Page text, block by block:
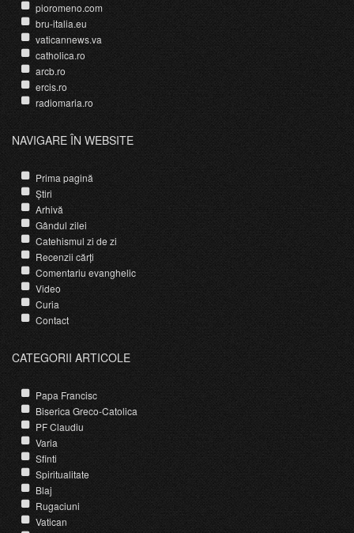
pioromeno.com
bru-italia.eu
vaticannews.va
catholica.ro
arcb.ro
ercis.ro
radiomaria.ro
NAVIGARE ÎN WEBSITE
Prima pagină
Știri
Arhivă
Gândul zilei
Catehismul zi de zi
Recenzii cărți
Comentariu evanghelic
Video
Curia
Contact
CATEGORII ARTICOLE
Papa Francisc
Biserica Greco-Catolica
PF Claudiu
Varia
Sfinti
Spiritualitate
Blaj
Rugaciuni
Vatican